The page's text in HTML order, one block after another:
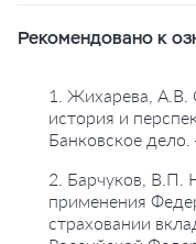
Рекомендовано к
1. Жихарева, А.В.
история и
Банковское
2. Барчуков, В.П.
применения
страховании